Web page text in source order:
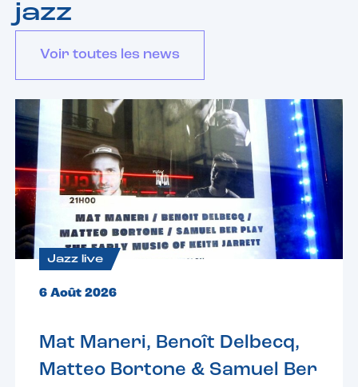
jazz
Voir toutes les news
Jazz live
6 Août 2026
Mat Maneri, Benoît Delbecq,
Matteo Bortone & Samuel Ber